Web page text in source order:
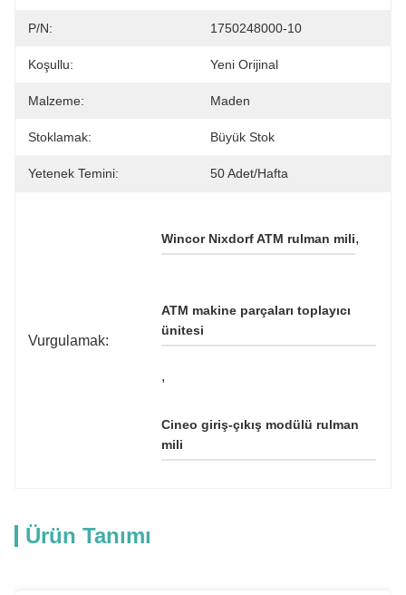
P/N: 1750248000-10
Koşullu: Yeni Orijinal
Malzeme: Maden
Stoklamak: Büyük Stok
Yetenek Temini: 50 Adet/hafta
Vurgulamak:
Wincor Nixdorf ATM rulman mili,
ATM makine parçaları toplayıcı
ünitesi
,
Cineo giriş-çıkış modülü rulman
mili
Ürün Tanımı